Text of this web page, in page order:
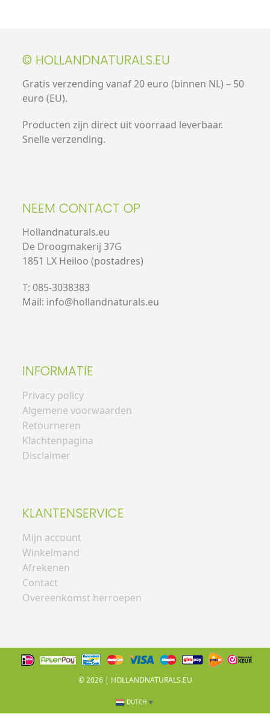
© HOLLANDNATURALS.EU
Gratis verzending vanaf 20 euro (binnen NL) – 50
euro (EU).
Producten zijn direct uit voorraad leverbaar.
Snelle verzending.
NEEM CONTACT OP
Hollandnaturals.eu
De Droogmakerij 37G
1851 LX Heiloo (postadres)
T: 085-3038383
Mail: info@hollandnaturals.eu
INFORMATIE
Privacy policy
Algemene voorwaarden
Retourneren
Klachtenpagina
Disclaimer
KLANTENSERVICE
Mijn account
Winkelmand
Afrekenen
Contact
Overeenkomst herroepen
© 2026 | HOLLANDNATURALS.EU
DUTCH ▼